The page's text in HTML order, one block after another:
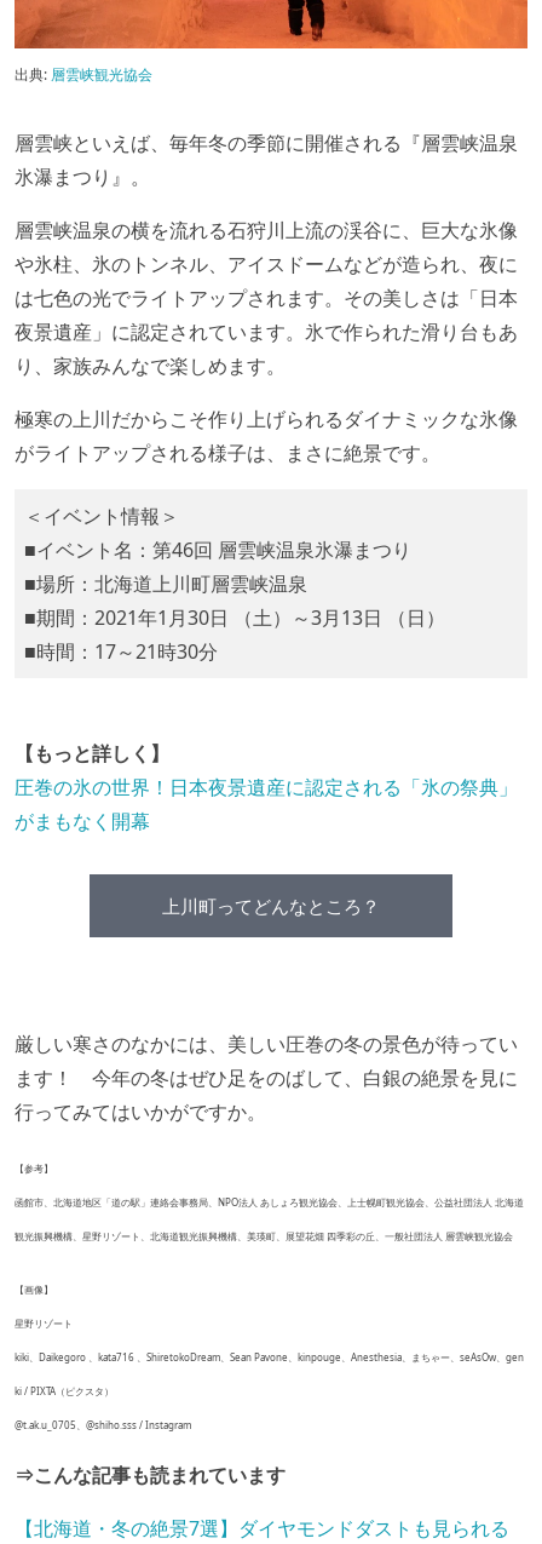
出典: 層雲峡観光協会
層雲峡といえば、毎年冬の季節に開催される『層雲峡温泉
氷瀑まつり』。
層雲峡温泉の横を流れる石狩川上流の渓谷に、巨大な氷像
や氷柱、氷のトンネル、アイスドームなどが造られ、夜に
は七色の光でライトアップされます。その美しさは「日本
夜景遺産」に認定されています。氷で作られた滑り台もあ
り、家族みんなで楽しめます。
極寒の上川だからこそ作り上げられるダイナミックな氷像
がライトアップされる様子は、まさに絶景です。
＜イベント情報＞
■イベント名：第46回 層雲峡温泉氷瀑まつり
■場所：北海道上川町層雲峡温泉
■期間：2021年1月30日 （土）～3月13日 （日）
■時間：17～21時30分
【もっと詳しく】
圧巻の氷の世界！日本夜景遺産に認定される「氷の祭典」
がまもなく開幕
上川町ってどんなところ？
厳しい寒さのなかには、美しい圧巻の冬の景色が待ってい
ます！ 今年の冬はぜひ足をのばして、白銀の絶景を見に
行ってみてはいかがですか。
【参考】
函館市、北海道地区「道の駅」連絡会事務局、NPO法人 あしょろ観光協会、上士幌町観光協会、公益社団法人 北海道
観光振興機構、星野リゾート、北海道観光振興機構、美瑛町、展望花畑 四季彩の丘、一般社団法人 層雲峡観光協会
【画像】
星野リゾート
kiki、Daikegoro 、kata716 、ShiretokoDream、Sean Pavone、kinpouge、Anesthesia、まちゃー、seAsOw、gen
ki / PIXTA（ピクスタ）
@t.ak.u_0705、@shiho.sss / Instagram
⇒こんな記事も読まれています
【北海道・冬の絶景7選】ダイヤモンドダストも見られる